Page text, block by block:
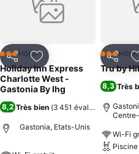
PartagerAjouter à mes favoris
3 ÉtoilesHôtel
Holiday Inn Express
Charlotte West -
Gastonia By Ihg
8,2 Très bien (3 451 évaluations)
Gastonia, Etats-Unis
3 ÉtoilesHôtel
Tru by
8,3 Très
Wi-Fi
Piscine